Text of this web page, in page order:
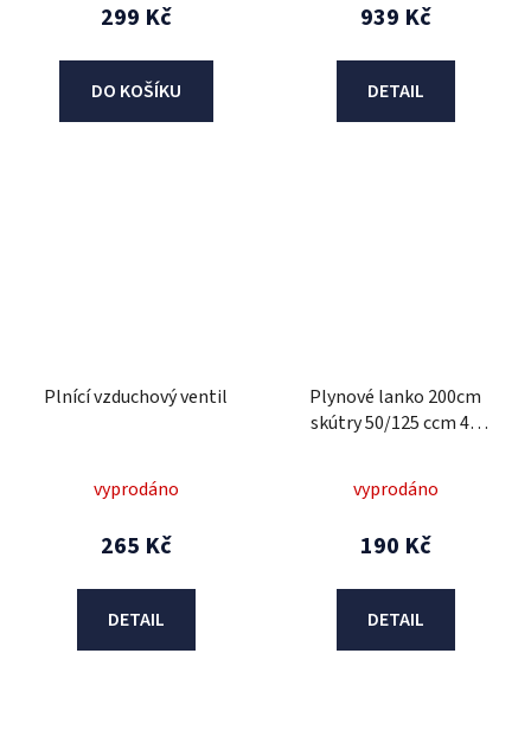
299 Kč
DO KOŠÍKU
939 Kč
DETAIL
Plnící vzduchový ventil
vyprodáno
265 Kč
DETAIL
Plynové lanko 200cm
skútry 50/125 ccm 4T
vyprodáno
190 Kč
DETAIL